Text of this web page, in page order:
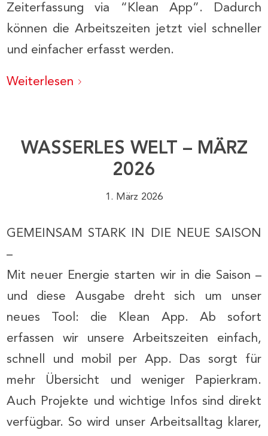
Zeiterfassung via “Klean App”. Dadurch
können die Arbeitszeiten jetzt viel schneller
und einfacher erfasst werden.
Weiterlesen
WASSERLES WELT – MÄRZ
2026
1. März 2026
GEMEINSAM STARK IN DIE NEUE SAISON
–
Mit neuer Energie starten wir in die Saison –
und diese Ausgabe dreht sich um unser
neues Tool: die Klean App. Ab sofort
erfassen wir unsere Arbeitszeiten einfach,
schnell und mobil per App. Das sorgt für
mehr Übersicht und weniger Papierkram.
Auch Projekte und wichtige Infos sind direkt
verfügbar. So wird unser Arbeitsalltag klarer,